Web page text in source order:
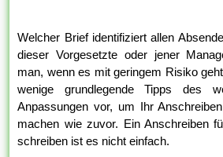
Welcher Brief identifiziert allen
dieser Vorgesetzte oder jener
man, wenn es mit geringem Risiko
wenige grundlegende Tipps des
Anpassungen vor, um Ihr
machen wie zuvor. Ein Anschreiben
schreiben ist es nicht einfach.